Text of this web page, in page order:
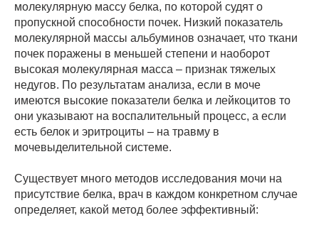
молекулярную массу белка, по которой судят о
пропускной способности почек. Низкий показатель
молекулярной массы альбуминов означает, что ткани
почек поражены в меньшей степени и наоборот
высокая молекулярная масса – признак тяжелых
недугов. По результатам анализа, если в моче
имеются высокие показатели белка и лейкоцитов то
они указывают на воспалительный процесс, а если
есть белок и эритроциты – на травму в
мочевыделительной системе.
Существует много методов исследования мочи на
присутствие белка, врач в каждом конкретном случае
определяет, какой метод более эффективный: